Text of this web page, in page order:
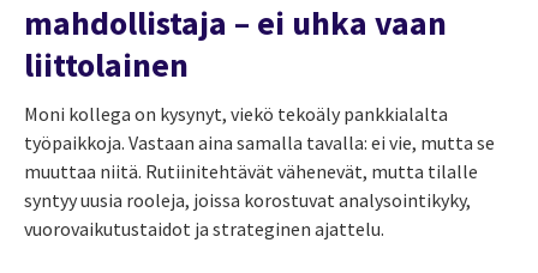
mahdollistaja – ei uhka vaan
liittolainen
Moni kollega on kysynyt, viekö tekoäly pankkialalta
työpaikkoja. Vastaan aina samalla tavalla: ei vie, mutta se
muuttaa niitä. Rutiinitehtävät vähenevät, mutta tilalle
syntyy uusia rooleja, joissa korostuvat analysointikyky,
vuorovaikutustaidot ja strateginen ajattelu.